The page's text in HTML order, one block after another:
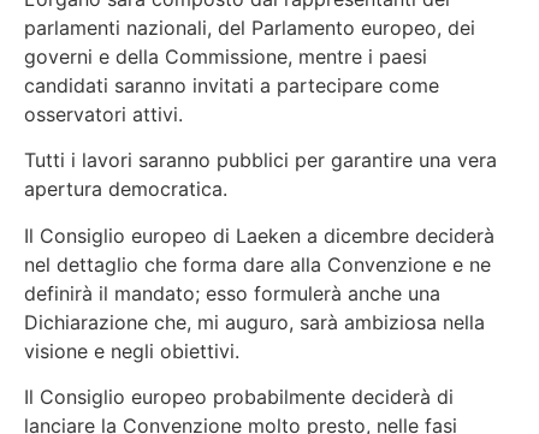
parlamenti nazionali, del Parlamento europeo, dei
governi e della Commissione, mentre i paesi
candidati saranno invitati a partecipare come
osservatori attivi.
Tutti i lavori saranno pubblici per garantire una vera
apertura democratica.
Il Consiglio europeo di Laeken a dicembre deciderà
nel dettaglio che forma dare alla Convenzione e ne
definirà il mandato; esso formulerà anche una
Dichiarazione che, mi auguro, sarà ambiziosa nella
visione e negli obiettivi.
Il Consiglio europeo probabilmente deciderà di
lanciare la Convenzione molto presto, nelle fasi